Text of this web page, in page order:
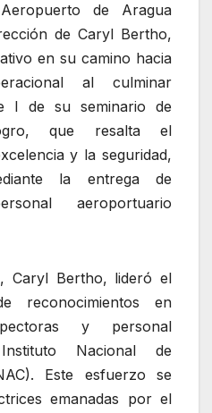
de Aragua
de Caryl Bertho,
en su camino hacia
al culminar
I de su seminario de
que resalta el
y la seguridad,
la entrega de
aeroportuario
Caryl Bertho, lideró el
reconocimientos en
y personal
Nacional de
Este esfuerzo se
emanadas por el